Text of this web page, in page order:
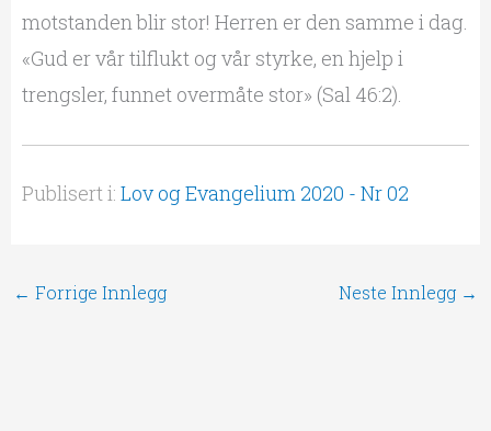
motstanden blir stor! Herren er den samme i dag.
«Gud er vår tilflukt og vår styrke, en hjelp i
trengsler, funnet overmåte stor» (Sal 46:2).
Publisert i: Lov og Evangelium 2020 - Nr 02
← Forrige Innlegg Neste Innlegg →